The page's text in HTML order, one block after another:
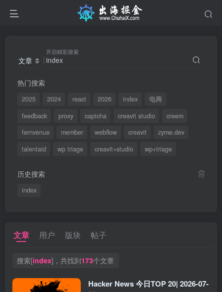
文章
开启精彩搜索
热门搜索
2025 2024 react 2026 index
电商
feedback
proxy captcha creavit studio
creem
fernvenue
member webflow creavit
zyme.dev
talentaid
wp triage creavit+studio wp+triage
历史搜索
index
文章 用户 版块 帖子
搜索[index]，共找到173个文章
Hacker News 今日TOP 20| 2026-07-